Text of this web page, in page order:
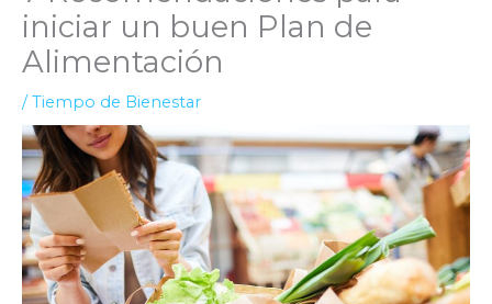
iniciar un buen Plan de
Alimentación
/Tiempo de Bienestar